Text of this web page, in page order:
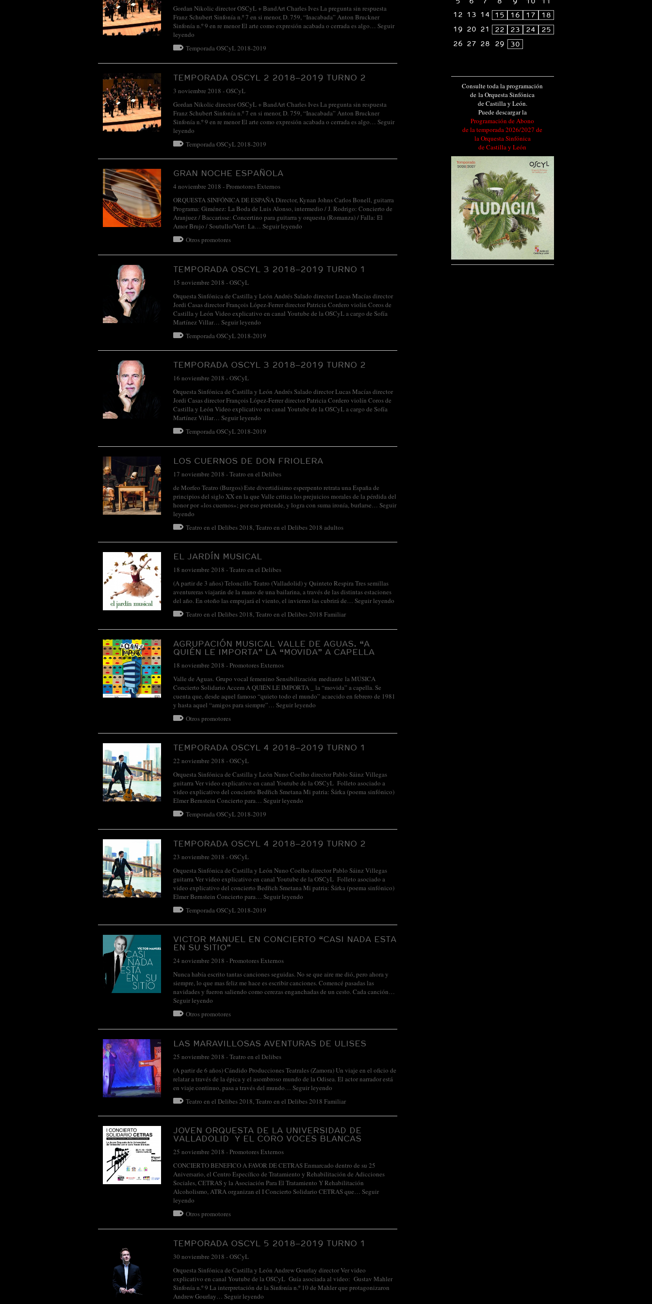
Gordan Nikolic director OSCyL + BandArt Charles Ives La pregunta sin respuesta
Franz Schubert Sinfonía n.º 7 en si menor, D. 759, “Inacabada” Anton Bruckner
Sinfonía n.º 9 en re menor El arte como expresión acabada o cerrada es algo… Seguir
leyendo
Temporada OSCyL 2018-2019
TEMPORADA OSCYL 2 2018–2019 TURNO 2
3 noviembre 2018 -OSCyL
Gordan Nikolic director OSCyL + BandArt Charles Ives La pregunta sin respuesta
Franz Schubert Sinfonía n.º 7 en si menor, D. 759, “Inacabada” Anton Bruckner
Sinfonía n.º 9 en re menor El arte como expresión acabada o cerrada es algo… Seguir
leyendo
Temporada OSCyL 2018-2019
GRAN NOCHE ESPAÑOLA
4 noviembre 2018 -Promotores Externos
ORQUESTA SINFÓNICA DE ESPAÑA Director, Kynan Johns Carlos Bonell, guitarra
Programa: Giménez: La Boda de Luis Alonso, intermedio / J. Rodrigo: Concierto de
Aranjuez / Baccarisse: Concertino para guitarra y orquesta (Romanza) / Falla: El
Amor Brujo / Soutullo/Vert: La… Seguir leyendo
Otros promotores
TEMPORADA OSCYL 3 2018–2019 TURNO 1
15 noviembre 2018 -OSCyL
Orquesta Sinfónica de Castilla y León Andrés Salado director Lucas Macías director
Jordi Casas director François López-Ferrer director Patricia Cordero violín Coros de
Castilla y León Video explicativo en canal Youtube de la OSCyL a cargo de Sofía
Martínez Villar… Seguir leyendo
Temporada OSCyL 2018-2019
TEMPORADA OSCYL 3 2018–2019 TURNO 2
16 noviembre 2018 -OSCyL
Orquesta Sinfónica de Castilla y León Andrés Salado director Lucas Macías director
Jordi Casas director François López-Ferrer director Patricia Cordero violín Coros de
Castilla y León Video explicativo en canal Youtube de la OSCyL a cargo de Sofía
Martínez Villar… Seguir leyendo
Temporada OSCyL 2018-2019
LOS CUERNOS DE DON FRIOLERA
17 noviembre 2018 -Teatro en el Delibes
de Morfeo Teatro (Burgos) Este divertidísimo esperpento retrata una España de
principios del siglo XX en la que Valle critica los prejuicios morales de la pérdida del
honor por «los cuernos»; por eso pretende, y logra con suma ironía, burlarse… Seguir
leyendo
Teatro en el Delibes 2018, Teatro en el Delibes 2018 adultos
EL JARDÍN MUSICAL
18 noviembre 2018 -Teatro en el Delibes
(A partir de 3 años) Teloncillo Teatro (Valladolid) y Quinteto Respira Tres semillas
aventureras viajarán de la mano de una bailarina, a través de las distintas estaciones
del año. En otoño las empujará el viento, el invierno las cubrirá de… Seguir leyendo
Teatro en el Delibes 2018,Teatro en el Delibes 2018 Familiar
AGRUPACIÓN MUSICAL VALLE DE AGUAS. “A
QUIÉN LE IMPORTA” LA “MOVIDA” A CAPELLA
18 noviembre 2018 -Promotores Externos
Valle de Aguas. Grupo vocal femenino Sensibilización mediante la MÚSICA
Concierto Solidario Accem A QUIÉN LE IMPORTA _ la “movida” a capella. Se
cuenta que, desde aquel famoso “quieto todo el mundo” acaecido en febrero de 1981
y hasta aquel “amigos para siempre”… Seguir leyendo
Otros promotores
TEMPORADA OSCYL 4 2018–2019 TURNO 1
22 noviembre 2018 -OSCyL
Orquesta Sinfónica de Castilla y León Nuno Coelho director Pablo Sáinz Villegas
guitarra Ver video explicativo en canal Youtube de la OSCyL Folleto asociado a
video explicativo del concierto Bedřich Smetana Mi patria: Šárka (poema sinfónico)
Elmer Bernstein Concierto para… Seguir leyendo
Temporada OSCyL 2018-2019
TEMPORADA OSCYL 4 2018–2019 TURNO 2
23 noviembre 2018 -OSCyL
Orquesta Sinfónica de Castilla y León Nuno Coelho director Pablo Sáinz Villegas
guitarra Ver video explicativo en canal Youtube de la OSCyL Folleto asociado a
video explicativo del concierto Bedřich Smetana Mi patria: Šárka (poema sinfónico)
Elmer Bernstein Concierto para… Seguir leyendo
Temporada OSCyL 2018-2019
VICTOR MANUEL EN CONCIERTO “CASI NADA ESTA
EN SU SITIO”
24 noviembre 2018 -Promotores Externos
Nunca había escrito tantas canciones seguidas. No se que aire me dió, pero ahora y
siempre, lo que mas feliz me hace es escribir canciones. Comencé pasadas las
navidades y fueron saliendo como cerezas enganchadas de un cesto. Cada canción…
Seguir leyendo
Otros promotores
LAS MARAVILLOSAS AVENTURAS DE ULISES
25 noviembre 2018 -Teatro en el Delibes
(A partir de 6 años) Cándido Producciones Teatrales (Zamora) Un viaje en el oficio de
relatar a través de la épica y el asombroso mundo de la Odisea. El actor narrador está
en viaje continuo, pasa a través del mundo… Seguir leyendo
Teatro en el Delibes 2018, Teatro en el Delibes 2018 Familiar
JOVEN ORQUESTA DE LA UNIVERSIDAD DE
VALLADOLID Y EL CORO VOCES BLANCAS
25 noviembre 2018 -Promotores Externos
CONCIERTO BENEFICO A FAVOR DE CETRAS Enmarcado dentro de su 25
Aniversario, el Centro Específico de Tratamiento y Rehabilitación de Adicciones
Sociales, CETRAS y la Asociación Para El Tratamiento Y Rehabilitación
Alcoholismo, ATRA organizan el I Concierto Solidario CETRAS que… Seguir
leyendo
Otros promotores
TEMPORADA OSCYL 5 2018–2019 TURNO 1
30 noviembre 2018 -OSCyL
Orquesta Sinfónica de Castilla y León Andrew Gourlay director Ver video
explicativo en canal Youtube de la OSCyL Guía asociada al video: Gustav Mahler
Sinfonía n.º 9 La interpretación de la Sinfonía n.º 10 de Mahler que protagonizaron
Andrew Gourlay… Seguir leyendo
12 13 14 15 16 17
18
19 20 21 22 23 24
25
26 27 28 29 30
Consulte toda la programación
de la Orquesta Sinfónica
de Castilla y León.
Puede descargar la
Programación de Abono
de la temporada 2026/2027 de
la Orquesta Sinfónica
de Castilla y León